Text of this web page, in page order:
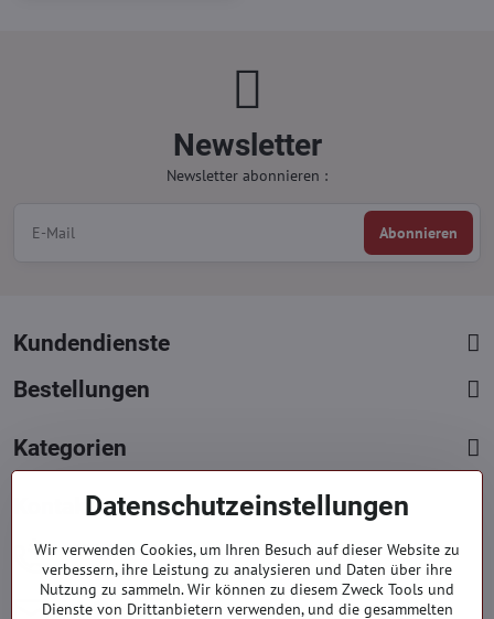
Newsletter
Newsletter abonnieren :
Abonnieren
Kundendienste
Bestellungen
Kategorien
Kontakte
+421 919 060 751
Mont. - Freit. : 9:00 - 15:00 hod.
info​​@everlady​​.eu
Datenschutzeinstellungen
Wir verwenden Cookies, um Ihren Besuch auf dieser Website zu
verbessern, ihre Leistung zu analysieren und Daten über ihre
Nutzung zu sammeln. Wir können zu diesem Zweck Tools und
Dienste von Drittanbietern verwenden, und die gesammelten